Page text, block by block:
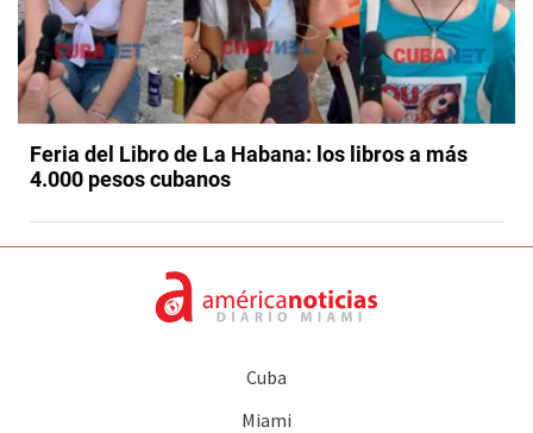
Feria del Libro de La Habana: los libros a más
4.000 pesos cubanos
Cuba
Miami